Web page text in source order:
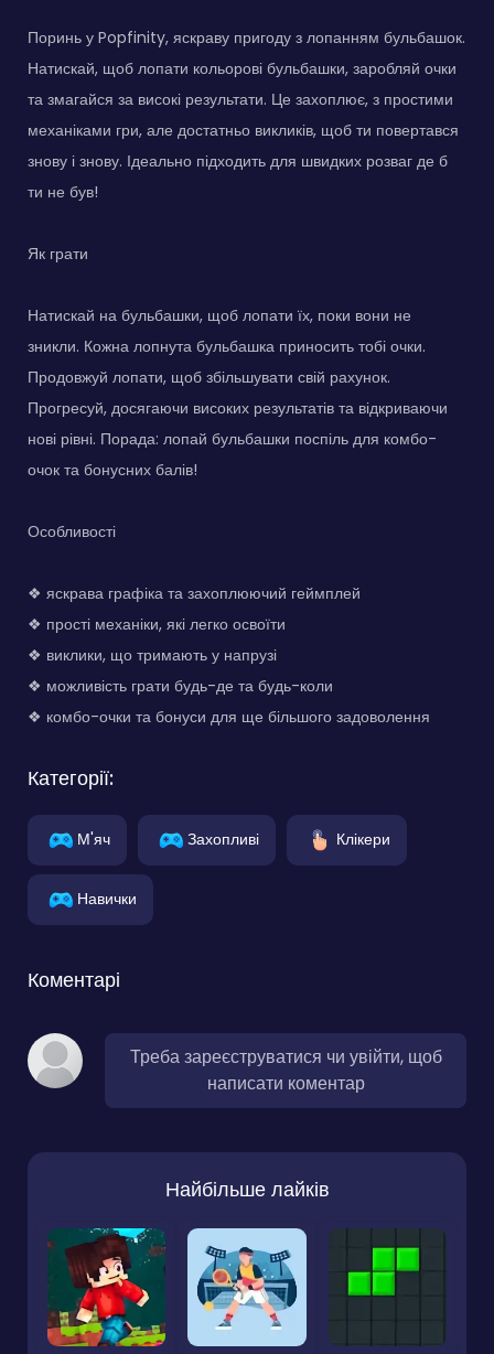
Поринь у Popfinity, яскраву пригоду з лопанням бульбашок.
Натискай, щоб лопати кольорові бульбашки, заробляй очки
та змагайся за високі результати. Це захоплює, з простими
механіками гри, але достатньо викликів, щоб ти повертався
знову і знову. Ідеально підходить для швидких розваг де б
ти не був!
Як грати
Натискай на бульбашки, щоб лопати їх, поки вони не
зникли. Кожна лопнута бульбашка приносить тобі очки.
Продовжуй лопати, щоб збільшувати свій рахунок.
Прогресуй, досягаючи високих результатів та відкриваючи
нові рівні. Порада: лопай бульбашки поспіль для комбо-
очок та бонусних балів!
Особливості
❖ яскрава графіка та захоплюючий геймплей
❖ прості механіки, які легко освоїти
❖ виклики, що тримають у напрузі
❖ можливість грати будь-де та будь-коли
❖ комбо-очки та бонуси для ще більшого задоволення
Категорії:
М'яч Захопливі Клікери
Навички
Коментарі
Треба зареєструватися чи увійти, щоб
написати коментар
Найбільше лайків